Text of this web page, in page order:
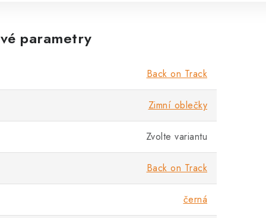
parametry
Back on Track
Zimní oblečky
Zvolte variantu
Back on Track
černá